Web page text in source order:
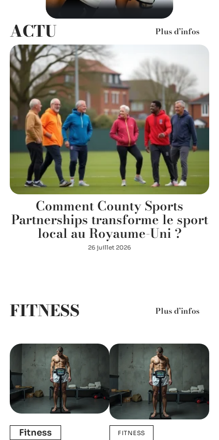
ACTU Plus d’infos
Comment County Sports
Partnerships transforme le sport
local au Royaume-Uni ?
26 juillet 2026
FITNESS Plus d’infos
Fitness FITNESS